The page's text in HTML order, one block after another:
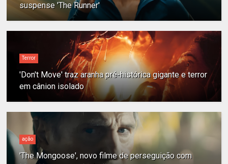
suspense 'The Runner'
Terror
'Don't Move' traz aranha pré-histórica gigante e terror
em cânion isolado
ação
'The Mongoose', novo filme de perseguição com